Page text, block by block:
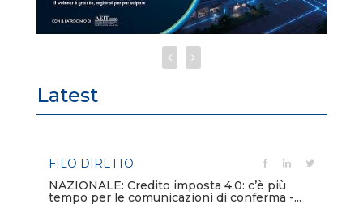
Latest
FILO DIRETTO
NAZIONALE: Credito imposta 4.0: c’è più
tempo per le comunicazioni di conferma -...